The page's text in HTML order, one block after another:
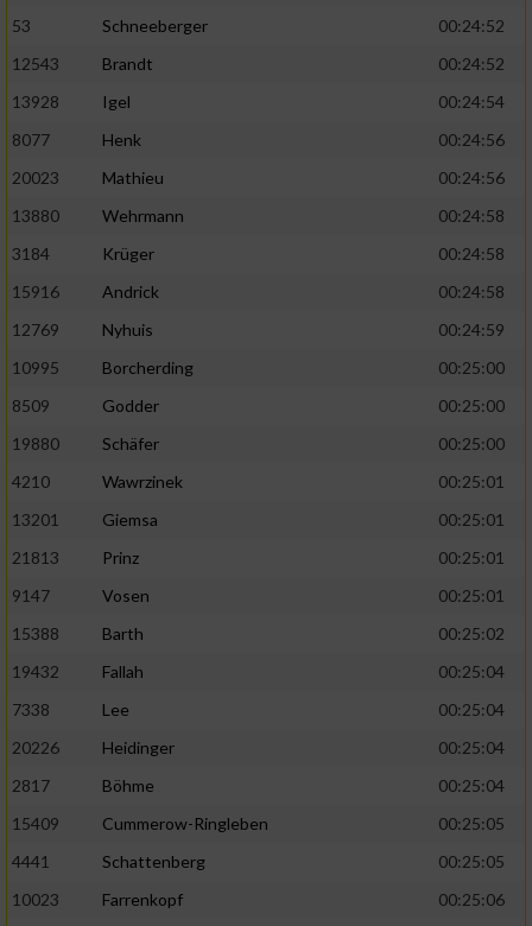
53
Schneeberger
00:24:52
12543
Brandt
00:24:52
13928
Igel
00:24:54
8077
Henk
00:24:56
20023
Mathieu
00:24:56
13880
Wehrmann
00:24:58
3184
Krüger
00:24:58
15916
Andrick
00:24:58
12769
Nyhuis
00:24:59
10995
Borcherding
00:25:00
8509
Godder
00:25:00
19880
Schäfer
00:25:00
4210
Wawrzinek
00:25:01
13201
Giemsa
00:25:01
21813
Prinz
00:25:01
9147
Vosen
00:25:01
15388
Barth
00:25:02
19432
Fallah
00:25:04
7338
Lee
00:25:04
20226
Heidinger
00:25:04
2817
Böhme
00:25:04
15409
Cummerow-Ringleben
00:25:05
4441
Schattenberg
00:25:05
10023
Farrenkopf
00:25:06